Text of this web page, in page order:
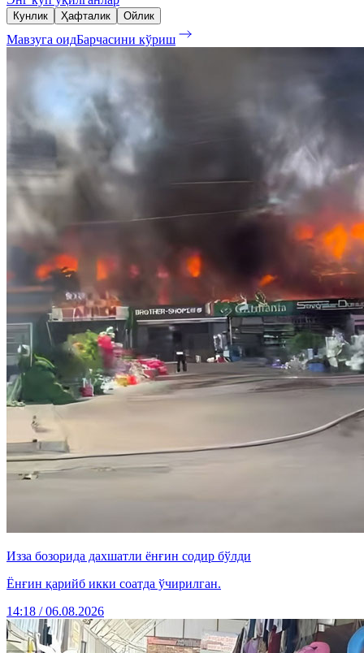
Кунлик Ҳафталик Ойлик
Мавзуга оидБарчасини кўриш
Изза бозорида дахшатли ёнғин содир бўлди
Ёнғин қарийб икки соатда ўчирилган.
14:18 / 06.08.2026